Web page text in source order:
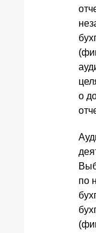
о
по